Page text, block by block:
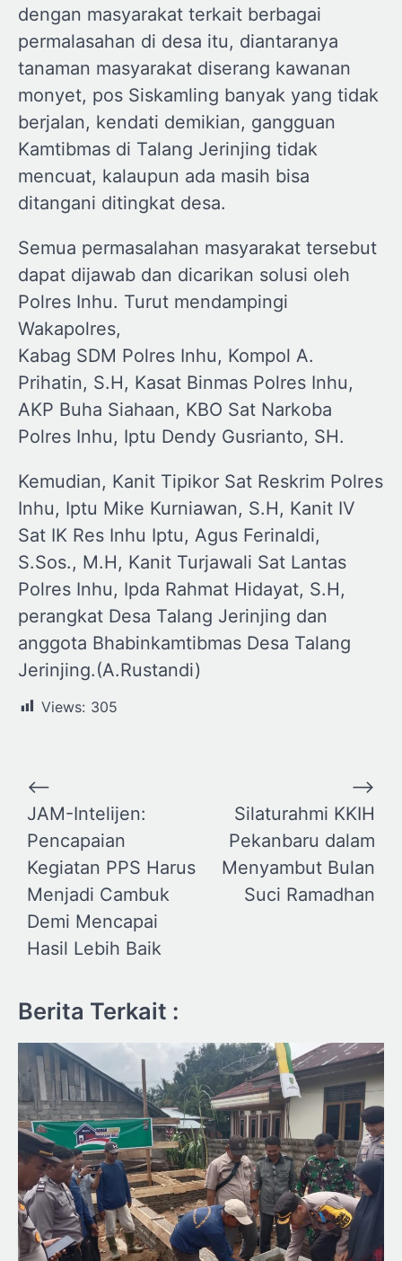
dengan masyarakat terkait berbagai
permalasahan di desa itu, diantaranya
tanaman masyarakat diserang kawanan
monyet, pos Siskamling banyak yang tidak
berjalan, kendati demikian, gangguan
Kamtibmas di Talang Jerinjing tidak
mencuat, kalaupun ada masih bisa
ditangani ditingkat desa.
Semua permasalahan masyarakat tersebut
dapat dijawab dan dicarikan solusi oleh
Polres Inhu. Turut mendampingi
Wakapolres,
Kabag SDM Polres Inhu, Kompol A.
Prihatin, S.H, Kasat Binmas Polres Inhu,
AKP Buha Siahaan, KBO Sat Narkoba
Polres Inhu, Iptu Dendy Gusrianto, SH.
Kemudian, Kanit Tipikor Sat Reskrim Polres
Inhu, Iptu Mike Kurniawan, S.H, Kanit IV
Sat IK Res Inhu Iptu, Agus Ferinaldi,
S.Sos., M.H, Kanit Turjawali Sat Lantas
Polres Inhu, Ipda Rahmat Hidayat, S.H,
perangkat Desa Talang Jerinjing dan
anggota Bhabinkamtibmas Desa Talang
Jerinjing.(A.Rustandi)
Views: 305
Navigasi
pos
⟵
JAM-Intelijen:
Pencapaian
Kegiatan PPS Harus
Menjadi Cambuk
Demi Mencapai
Hasil Lebih Baik
Silaturahmi KKIH
Pekanbaru dalam
Menyambut Bulan
Suci Ramadhan
⟶
Berita Terkait :